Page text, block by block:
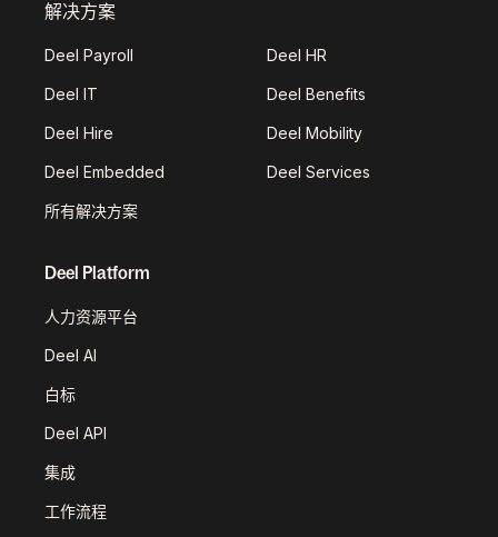
解决方案
Deel Payroll Deel HR
Deel IT Deel Benefits
Deel Hire Deel Mobility
Deel Embedded Deel Services
所有解决方案
Deel Platform
人力资源平台
Deel AI
白标
Deel API
集成
工作流程